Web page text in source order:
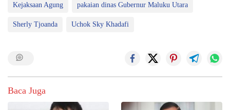
Kejaksaan Agung pakaian dinas Gubernur Maluku Utara
Sherly Tjoanda Uchok Sky Khadafi
Baca Juga